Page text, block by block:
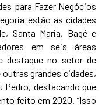
para Fazer Negócios
estão as cidades
Santa Maria, Bagé e
em seis áreas
destaque no setor de
grandes cidades,
Pedro, destacando que
feito em 2020. “Isso